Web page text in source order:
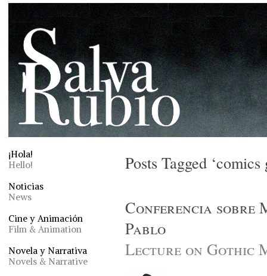
¡Hola!
Hello!
Noticias
News
Cine y Animación
Film & Animation
Novela y Narrativa
Novels & Narrative
Posts Tagged ‘comics
Conferencia sobre
Pablo
Lecture on Gothic